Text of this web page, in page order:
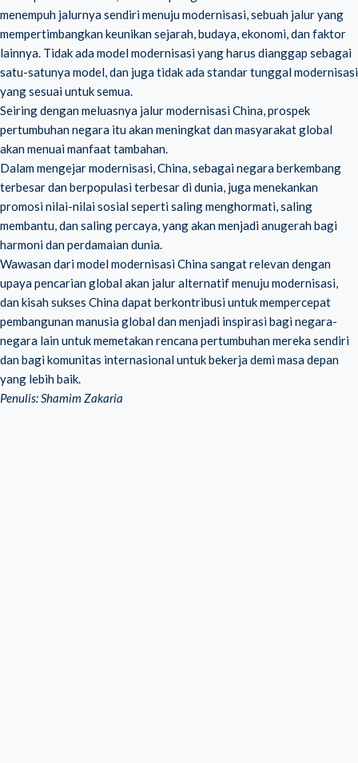
menempuh jalurnya sendiri menuju modernisasi, sebuah jalur yang
mempertimbangkan keunikan sejarah, budaya, ekonomi, dan faktor
lainnya. Tidak ada model modernisasi yang harus dianggap sebagai
satu-satunya model, dan juga tidak ada standar tunggal modernisasi
yang sesuai untuk semua.
Seiring dengan meluasnya jalur modernisasi China, prospek
pertumbuhan negara itu akan meningkat dan masyarakat global
akan menuai manfaat tambahan.
Dalam mengejar modernisasi, China, sebagai negara berkembang
terbesar dan berpopulasi terbesar di dunia, juga menekankan
promosi nilai-nilai sosial seperti saling menghormati, saling
membantu, dan saling percaya, yang akan menjadi anugerah bagi
harmoni dan perdamaian dunia.
Wawasan dari model modernisasi China sangat relevan dengan
upaya pencarian global akan jalur alternatif menuju modernisasi,
dan kisah sukses China dapat berkontribusi untuk mempercepat
pembangunan manusia global dan menjadi inspirasi bagi negara-
negara lain untuk memetakan rencana pertumbuhan mereka sendiri
dan bagi komunitas internasional untuk bekerja demi masa depan
yang lebih baik.
Penulis: Shamim Zakaria